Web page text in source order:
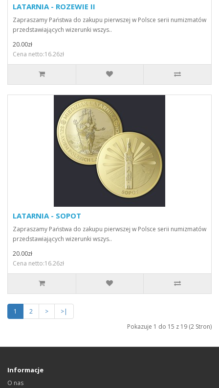
LATARNIA - ROZEWIE II
Zapraszamy Państwa do zakupu pierwszej w Polsce serii numizmatów
przedstawiających wizerunki wszys..
20.00zł
Cena netto:16.26zł
LATARNIA - SOPOT
Zapraszamy Państwa do zakupu pierwszej w Polsce serii numizmatów
przedstawiających wizerunki wszys..
20.00zł
Cena netto:16.26zł
1 2 >
>|
Pokazuje 1 do 15 z 19 (2 Stron)
Informacje
O nas